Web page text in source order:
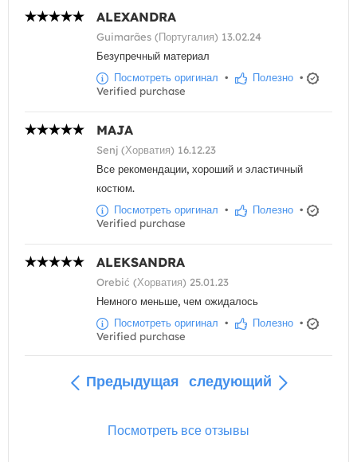
ALEXANDRA
Guimarães (Португалия) 13.02.24
Безупречный материал
Посмотреть оригинал • Полезно •
Verified purchase
MAJA
Senj (Хорватия) 16.12.23
Все рекомендации, хороший и эластичный
костюм.
Посмотреть оригинал • Полезно •
Verified purchase
ALEKSANDRA
Orebić (Хорватия) 25.01.23
Немного меньше, чем ожидалось
Посмотреть оригинал • Полезно •
Verified purchase
Предыдущая следующий
Посмотреть все отзывы